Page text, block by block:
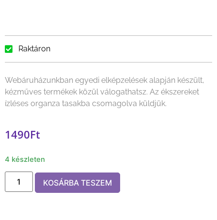
Raktáron
Webáruházunkban egyedi elképzelések alapján készült,
kézműves termékek közül válogathatsz. Az ékszereket
ízléses organza tasakba csomagolva küldjük.
1490Ft
4 készleten
KOSÁRBA TESZEM